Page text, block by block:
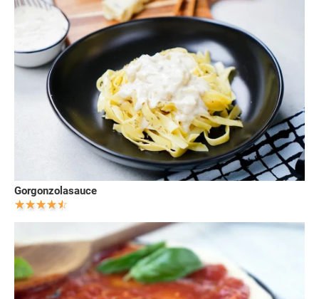
Gorgonzolasauce